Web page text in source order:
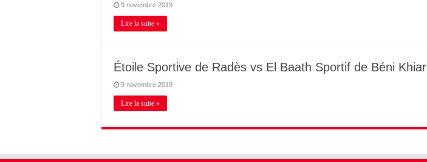
9 novembre 2019
Lire la suite »
Étoile Sportive de Radès vs El Baath Sportif de Béni Khiar
9 novembre 2019
Lire la suite »